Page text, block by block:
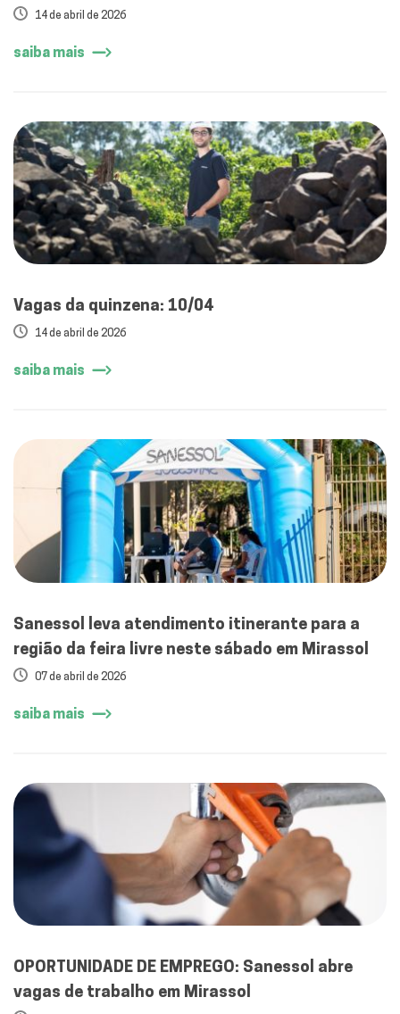
função essencial
14 de abril de 2026
saiba mais
Vagas da quinzena: 10/04
14 de abril de 2026
saiba mais
Sanessol leva atendimento itinerante para a
região da feira livre neste sábado em Mirassol
07 de abril de 2026
saiba mais
OPORTUNIDADE DE EMPREGO: Sanessol abre
vagas de trabalho em Mirassol